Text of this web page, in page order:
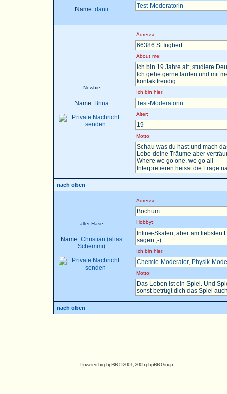
Name: danii Test-Moderatorin
Newbie
Name: Brina
Adresse:
66386 St.Ingbert
About me:
Ich bin 19 Jahre alt, studiere
Ich gehe gerne laufen und mit
kontaktfreudig.
Ich bin hier:
Test-Moderatorin
Alter:
19
Motto:
Schau was du hast und mach
Lebe deine Träume aber
Where we go one, we go all
Interpretieren heisst die Frage
nach oben
alter Hase
Name: Christian (alias
Schemmi)
Adresse:
Bochum
Hobby::
Inline-Skaten, aber am liebsten
sagen ;-)
Ich bin hier:
Chemie-Moderator, Physik-
Motto:
Das Leben ist ein Spiel. Und
sonst betrügt dich das Spiel
nach oben
Powered byphpBB© 2001, 2005 phpBB Group